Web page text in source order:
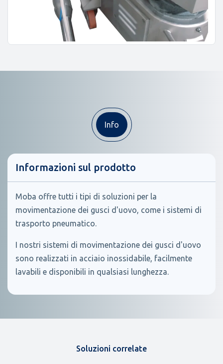
Info
Informazioni sul prodotto
Moba offre tutti i tipi di soluzioni per la
movimentazione dei gusci d'uovo, come i sistemi di
trasporto pneumatico.
I nostri sistemi di movimentazione dei gusci d'uovo
sono realizzati in acciaio inossidabile, facilmente
lavabili e disponibili in qualsiasi lunghezza.
Soluzioni correlate